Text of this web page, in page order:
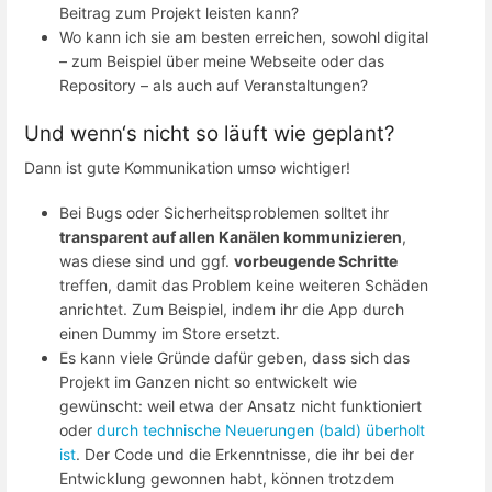
Beitrag zum Projekt leisten kann?
Wo kann ich sie am besten erreichen, sowohl digital
– zum Beispiel über meine Webseite oder das
Repository – als auch auf Veranstaltungen?
Und wenn‘s nicht so läuft wie geplant?
Dann ist gute Kommunikation umso wichtiger!
Bei Bugs oder Sicherheitsproblemen solltet ihr
transparent auf allen Kanälen kommunizieren,
was diese sind und ggf. vorbeugende Schritte
treffen, damit das Problem keine weiteren Schäden
anrichtet. Zum Beispiel, indem ihr die App durch
einen Dummy im Store ersetzt.
Es kann viele Gründe dafür geben, dass sich das
Projekt im Ganzen nicht so entwickelt wie
gewünscht: weil etwa der Ansatz nicht funktioniert
oder durch technische Neuerungen (bald) überholt
ist. Der Code und die Erkenntnisse, die ihr bei der
Entwicklung gewonnen habt, können trotzdem